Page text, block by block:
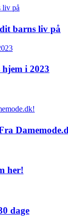
barns liv på
i 2023
her!
dage